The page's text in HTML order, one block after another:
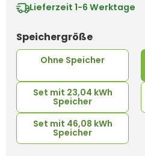
Lieferzeit 1-6 Werktage
Speichergrößeauswählen
Ohne Speicher
Set mit 23,04 kWh
Speicher
Set mit 46,08 kWh
Speicher